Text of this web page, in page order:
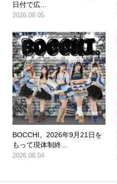
日付で広...
2026.08.05
BOCCHI。2026年9月21日を
もって現体制終...
2026.08.04